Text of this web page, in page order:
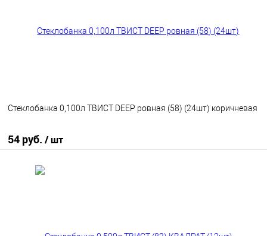
Стеклобанка 0,100л ТВИСТ DEEP ровная (58) (24шт) коричневая
54 руб. / шт